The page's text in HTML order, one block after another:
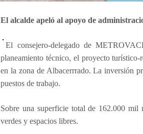
El alcalde apeló al apoyo de
El consejero-delegado de
planeamiento técnico, el proyecto turístico-
en la zona de Albacerrrado. La inversión
puestos de trabajo.
Sobre una superficie total de 162.000 mil
verdes y espacios libres.